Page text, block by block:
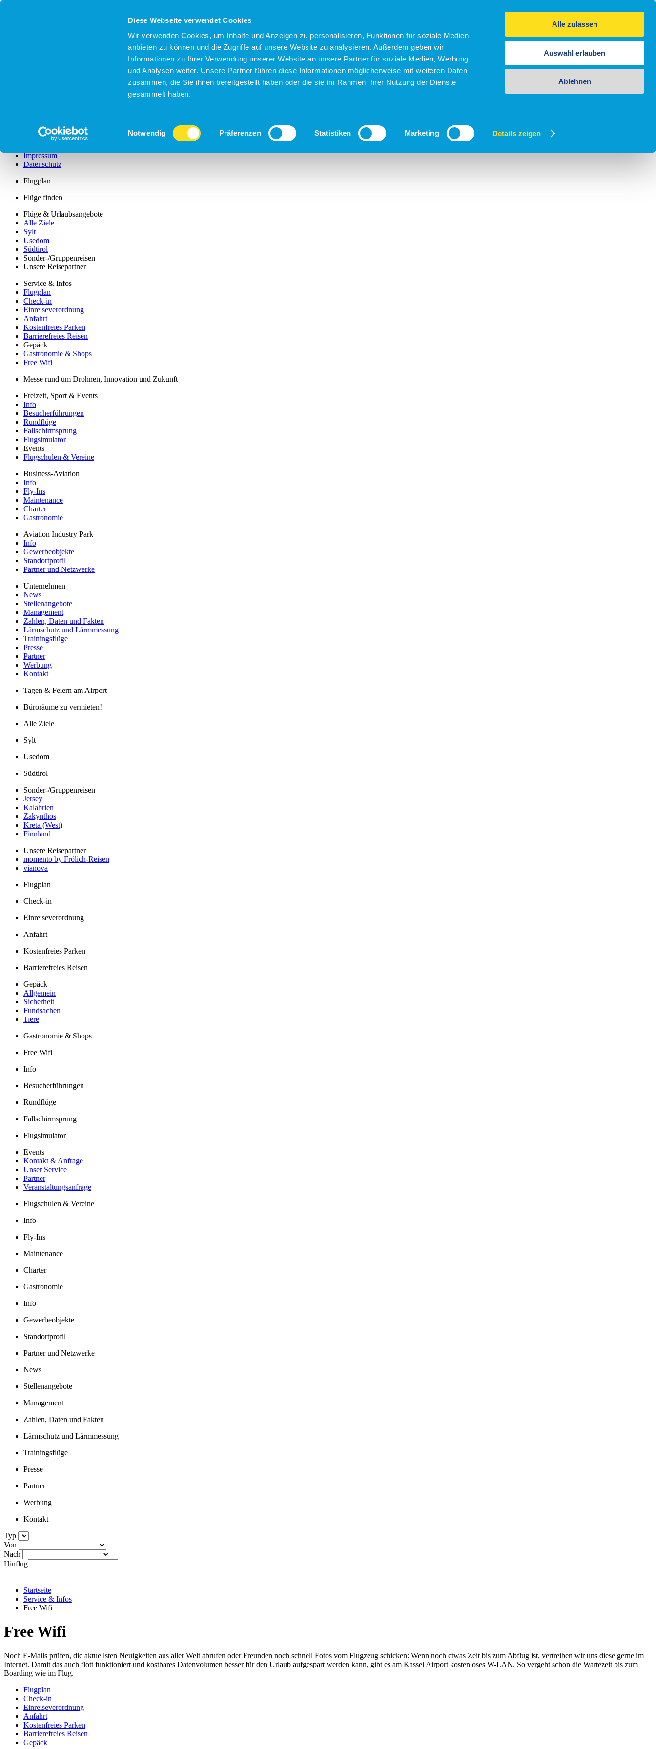
Diese Webseite verwendet Cookies
Wir verwenden Cookies, um Inhalte und Anzeigen zu personalisieren, Funktionen für soziale Medien
anbieten zu können und die Zugriffe auf unsere Website zu analysieren. Außerdem geben wir
Informationen zu Ihrer Verwendung unserer Website an unsere Partner für soziale Medien, Werbung
und Analysen weiter. Unsere Partner führen diese Informationen möglicherweise mit weiteren Daten
zusammen, die Sie ihnen bereitgestellt haben oder die sie im Rahmen Ihrer Nutzung der Dienste
gesammelt haben.
Einwilligungsauswahl
Notwendig Präferenzen Statistiken Marketing Details zeigen
Alle zulassen
Auswahl erlauben
Ablehnen
Messe rund um Drohnen, Innovation und Zukunft
Newsletteranmeldung
Informationen für Piloten
Impressum
Datenschutz
Flugplan
Flüge finden
Flüge & Urlaubsangebote
Alle Ziele
Sylt
Usedom
Südtirol
Sonder-/Gruppenreisen
Unsere Reisepartner
Service & Infos
Flugplan
Check-in
Einreiseverordnung
Anfahrt
Kostenfreies Parken
Barrierefreies Reisen
Gepäck
Gastronomie & Shops
Free Wifi
Messe rund um Drohnen, Innovation und Zukunft
Freizeit, Sport & Events
Info
Besucherführungen
Rundflüge
Fallschirmsprung
Flugsimulator
Events
Flugschulen & Vereine
Business-Aviation
Info
Fly-Ins
Maintenance
Charter
Gastronomie
Aviation Industry Park
Info
Gewerbeobjekte
Standortprofil
Partner und Netzwerke
Unternehmen
News
Stellenangebote
Management
Zahlen, Daten und Fakten
Lärmschutz und Lärmmessung
Trainingsflüge
Presse
Partner
Werbung
Kontakt
Tagen & Feiern am Airport
Büroräume zu vermieten!
Alle Ziele
Sylt
Usedom
Südtirol
Sonder-/Gruppenreisen
Jersey
Kalabrien
Zakynthos
Kreta (West)
Finnland
Unsere Reisepartner
momento by Frölich-Reisen
vianova
Flugplan
Check-in
Einreiseverordnung
Anfahrt
Kostenfreies Parken
Barrierefreies Reisen
Gepäck
Allgemein
Sicherheit
Fundsachen
Tiere
Gastronomie & Shops
Free Wifi
Info
Besucherführungen
Rundflüge
Fallschirmsprung
Flugsimulator
Events
Kontakt & Anfrage
Unser Service
Partner
Veranstaltungsanfrage
Flugschulen & Vereine
Info
Fly-Ins
Maintenance
Charter
Gastronomie
Info
Gewerbeobjekte
Standortprofil
Partner und Netzwerke
News
Stellenangebote
Management
Zahlen, Daten und Fakten
Lärmschutz und Lärmmessung
Trainingsflüge
Presse
Partner
Werbung
Kontakt
Typ
Von
Nach
Hinflug
Startseite
Service & Infos
Free Wifi
Free Wifi
Noch E-Mails prüfen, die aktuellsten Neuigkeiten aus aller Welt abrufen oder Freunden noch schnell Fotos vom Flugzeug schicken: Wenn noch etwas Zeit bis zum Abflug ist, vertreiben wir uns diese gerne im
Internet. Damit das auch flott funktioniert und kostbares Datenvolumen besser für den Urlaub aufgespart werden kann, gibt es am Kassel Airport kostenloses W-LAN. So vergeht schon die Wartezeit bis zum
Boarding wie im Flug.
Flugplan
Check-in
Einreiseverordnung
Anfahrt
Kostenfreies Parken
Barrierefreies Reisen
Gepäck